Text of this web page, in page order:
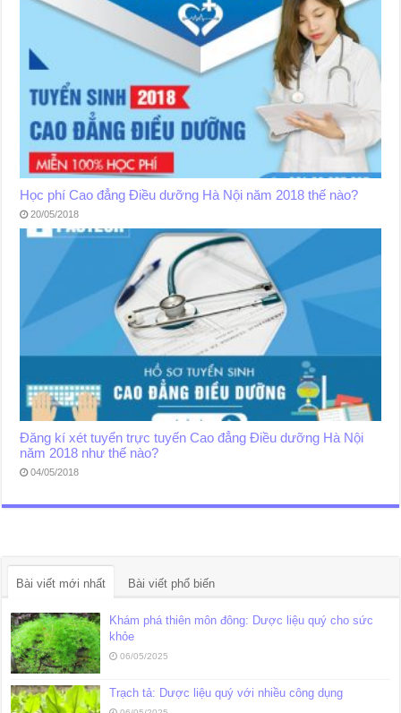
Học phí Cao đẳng Điều dưỡng Hà Nội năm 2018 thế nào?
20/05/2018
Đăng kí xét tuyển trực tuyến Cao đẳng Điều dưỡng Hà Nội
năm 2018 như thế nào?
04/05/2018
Bài viết mới nhất Bài viết phổ biến
Khám phá thiên môn đông: Dược liệu quý cho sức
khỏe
06/05/2025
Trạch tả: Dược liệu quý với nhiều công dụng